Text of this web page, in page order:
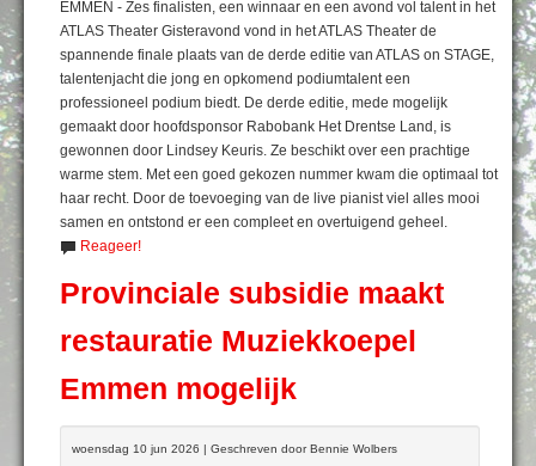
EMMEN - Zes finalisten, een winnaar en een avond vol talent in het
ATLAS Theater Gisteravond vond in het ATLAS Theater de
spannende finale plaats van de derde editie van ATLAS on STAGE,
talentenjacht die jong en opkomend podiumtalent een
professioneel podium biedt. De derde editie, mede mogelijk
gemaakt door hoofdsponsor Rabobank Het Drentse Land, is
gewonnen door Lindsey Keuris. Ze beschikt over een prachtige
warme stem. Met een goed gekozen nummer kwam die optimaal tot
haar recht. Door de toevoeging van de live pianist viel alles mooi
samen en ontstond er een compleet en overtuigend geheel.
Reageer!
Provinciale subsidie maakt
restauratie Muziekkoepel
Emmen mogelijk
woensdag 10 jun 2026 | Geschreven door Bennie Wolbers